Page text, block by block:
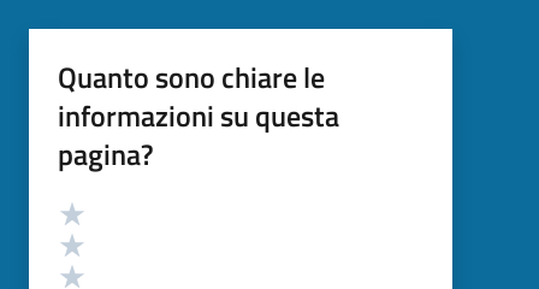
Quanto sono chiare le
informazioni su questa
pagina?
Valutazione